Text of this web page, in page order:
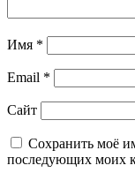
Имя *
Email *
Сайт
Сохранить моё
последующих моих